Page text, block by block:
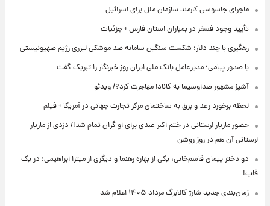
ماجرای جاسوسی کارمند سازمان ملل برای اسرائیل
تأیید وجود فسفر در بمباران استان فارس + جزئیات
رهگیری با چند دلار؛ شکست سنگین سامانه ضد موشکی لیزری رژیم صهیونیستی
با صدور پیامی؛ مدیرعامل بانک ملی ایران روز خبرنگار را تبریک گفت
آشپز مشهور صداوسیما به کانادا مهاجرت کرد؟/ ویدئو
لحظه برخورد رعد و برق به ساختمان مرکز تجارت جهانی در آمریکا + فیلم
حضور مازیار لرستانی در ختم اکبر عبدی برای او گران تمام شد!/ دزدی از مازیار
لرستانی آن هم در روز روشن
دو دختر پیمان قاسم‌خانی، یکی از بهاره رهنما و دیگری از میترا ابراهیمی؛ در یک
قاب!
زمان‌بندی جدید شارژ کالابرگ مرداد ۱۴۰۵ اعلام شد